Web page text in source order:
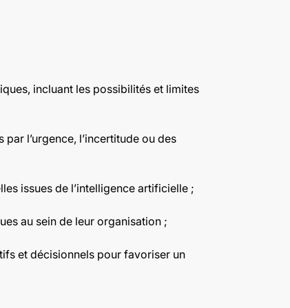
incluant les possibilités et limites
l’urgence, l’incertitude ou des
issues de l’intelligence artificielle ;
au sein de leur organisation ;
et décisionnels pour favoriser un